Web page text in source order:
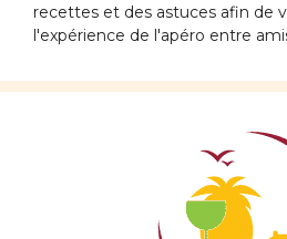
recettes et des astuces afin de
l'expérience de l'apéro entre